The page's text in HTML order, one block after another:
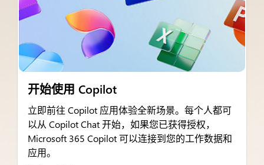
开始使用 Copilot
立即前往 Copilot 应用体验全新场景。每个人都可
以从 Copilot Chat 开始，如果您已获得授权，
Microsoft 365 Copilot 可以连接到您的工作数据和
应用。